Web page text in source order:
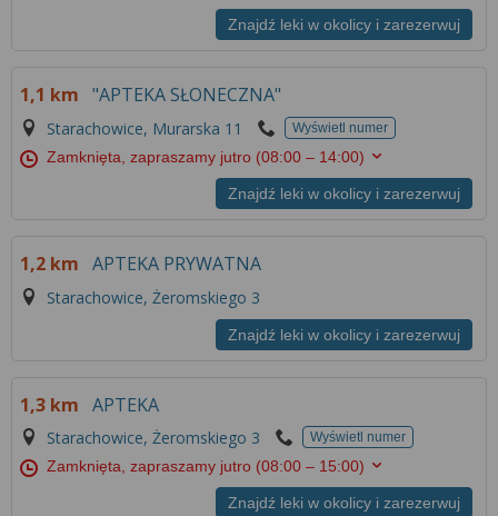
Znajdź leki w okolicy i zarezerwuj
1,1 km "APTEKA SŁONECZNA"
Starachowice, Murarska 11 Wyświetl numer
Zamknięta, zapraszamy jutro (08:00 – 14:00)
Znajdź leki w okolicy i zarezerwuj
1,2 km APTEKA PRYWATNA
Starachowice, Żeromskiego 3
Znajdź leki w okolicy i zarezerwuj
1,3 km APTEKA
Starachowice, Żeromskiego 3 Wyświetl numer
Zamknięta, zapraszamy jutro (08:00 – 15:00)
Znajdź leki w okolicy i zarezerwuj